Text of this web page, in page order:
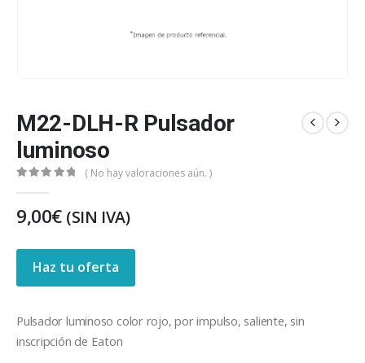
M22-DLH-R Pulsador
luminoso
( No hay valoraciones aún. )
9,00€ (SIN IVA)
Haz tu oferta
Pulsador luminoso color rojo, por impulso, saliente, sin
inscripción de Eaton